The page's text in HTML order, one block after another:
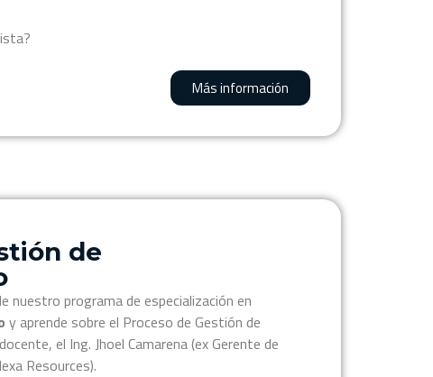
Más información
de
nuestro programa de especialización en
y aprende sobre el Proceso de Gestión de
el Ing. Jhoel Camarena (ex Gerente de
Resources).